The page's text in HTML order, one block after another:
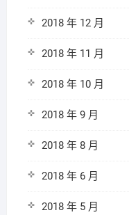
2018 年 12 月
2018 年 11 月
2018 年 10 月
2018 年 9 月
2018 年 8 月
2018 年 6 月
2018 年 5 月